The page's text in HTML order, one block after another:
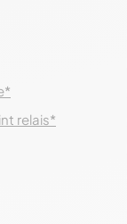
relais*